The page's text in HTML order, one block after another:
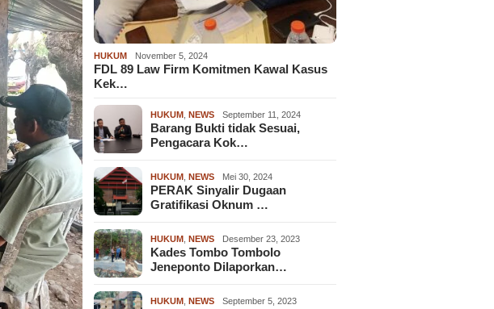
HUKUM November 5, 2024
FDL 89 Law Firm Komitmen Kawal Kasus
Kek…
HUKUM ,NEWS September 11, 2024
Barang Bukti tidak Sesuai,
Pengacara Kok…
HUKUM ,NEWS Mei 30, 2024
PERAK Sinyalir Dugaan
Gratifikasi Oknum …
HUKUM ,NEWS Desember 23, 2023
Kades Tombo Tombolo
Jeneponto Dilaporkan…
HUKUM ,NEWS September 5, 2023